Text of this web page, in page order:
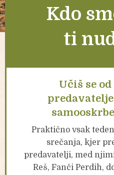
Kdo
ti
Učiš se
Praktično vsak
srečanja, kjer
predavatelji, med
Reš, Fanči Perdih,